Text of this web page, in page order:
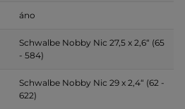
áno
Schwalbe Nobby Nic 27,5 x 2,6“ (65
- 584)
Schwalbe Nobby Nic 29 x 2,4“ (62 -
622)